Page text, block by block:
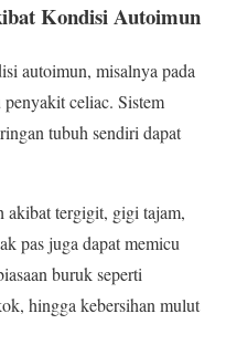
Kondisi Autoimun
autoimun, misalnya pada
celiac. Sistem
tubuh sendiri dapat
akibat tergigit, gigi tajam,
pas juga dapat memicu
buruk seperti
hingga kebersihan mulut